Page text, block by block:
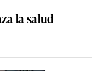
la salud